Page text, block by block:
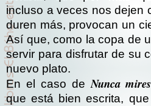
incluso a veces nos dejen
duren más, provocan un
Así que, como la copa de
servir para disfrutar de su
nuevo plato.
En el caso de Nunca
que está bien escrita,